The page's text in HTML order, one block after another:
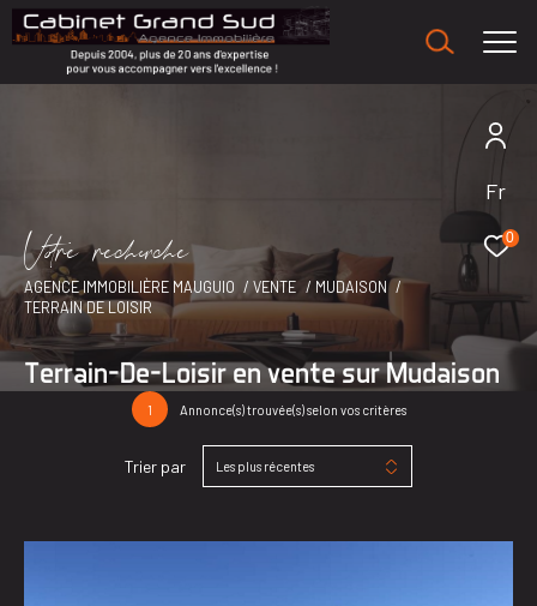
Fr
0
Vore recece
AGENCE IMMOBILIÈRE MAUGUIO VENTE
MUDAISON
TERRAIN DE LOISIR
Terrain-De-Loisir en vente sur Mudaison
1 Annonce(s) trouvée(s) selon vos critères
Trier par Les plus récentes